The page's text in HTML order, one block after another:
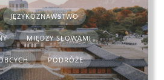
JĘZYKOZNAWSTWO
MIĘDZY SŁOWAMI
PODRÓŻE